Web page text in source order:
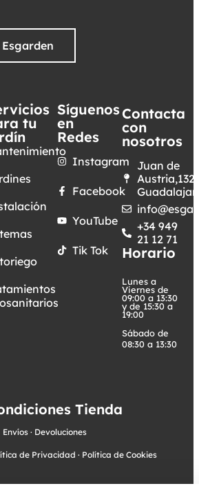
tu
Síguenos
en
Redes
Instagram
Facebook
YouTube
Tik Tok
Contacta
con
nosotros
Juan de
Austria,132.
+34 949
21 12 71
Horario
Lunes a
Viernes de
09:00 a 13:30
y de 15:30 a
19:00
Sábado de
08:30 a 13:30
Tienda
Envíos · Devoluciones
de Privacidad · Política de Cookies